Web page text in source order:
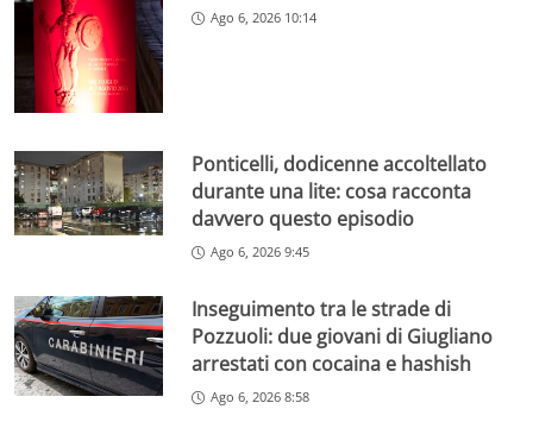
Ago 6, 2026 10:14
Ponticelli, dodicenne accoltellato
durante una lite: cosa racconta
davvero questo episodio
Ago 6, 2026 9:45
Inseguimento tra le strade di
Pozzuoli: due giovani di Giugliano
arrestati con cocaina e hashish
Ago 6, 2026 8:58